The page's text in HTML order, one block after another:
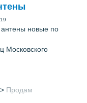
новые по
Московского
> Продам